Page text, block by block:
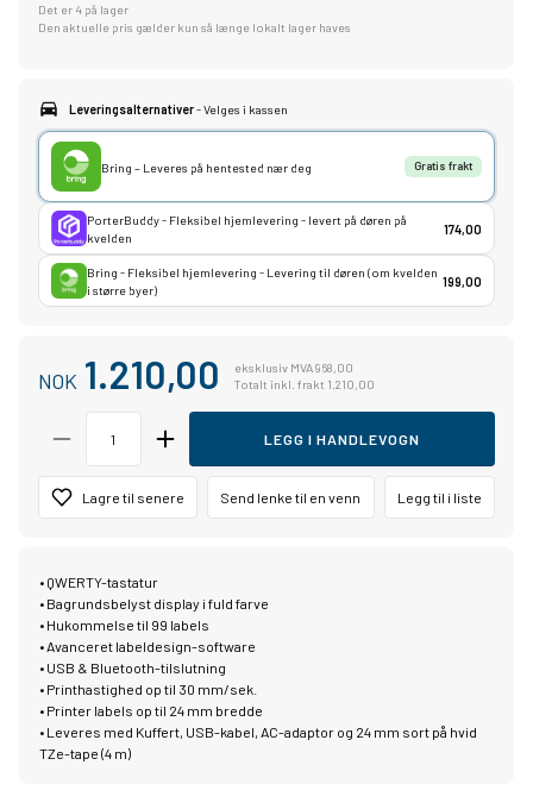
Det er 4 på lager
Den aktuelle pris gælder kun så længe lokalt lager haves
Leveringsalternativer- Velges i kassen
Bring – Leveres på hentested nær deg Gratis frakt
PorterBuddy - Fleksibel hjemlevering - levert på døren på
kvelden
174,00
Bring - Fleksibel hjemlevering - Levering til døren (om kvelden
i større byer)
199,00
NOK 1.210,00
eksklusiv MVA 968,00
Totalt inkl. frakt 1.210,00
LEGG I HANDLEVOGN
Lagre til senere Send lenke til en venn Legg til i liste
• QWERTY-tastatur
• Bagrundsbelyst display i fuld farve
• Hukommelse til 99 labels
• Avanceret labeldesign-software
• USB & Bluetooth-tilslutning
• Printhastighed op til 30 mm/sek.
• Printer labels op til 24 mm bredde
• Leveres med Kuffert, USB-kabel, AC-adaptor og 24 mm sort på hvid
TZe-tape (4 m)